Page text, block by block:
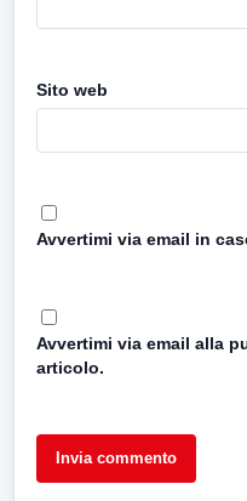
Sito web
Avvertimi via email in
Avvertimi via email alla
articolo.